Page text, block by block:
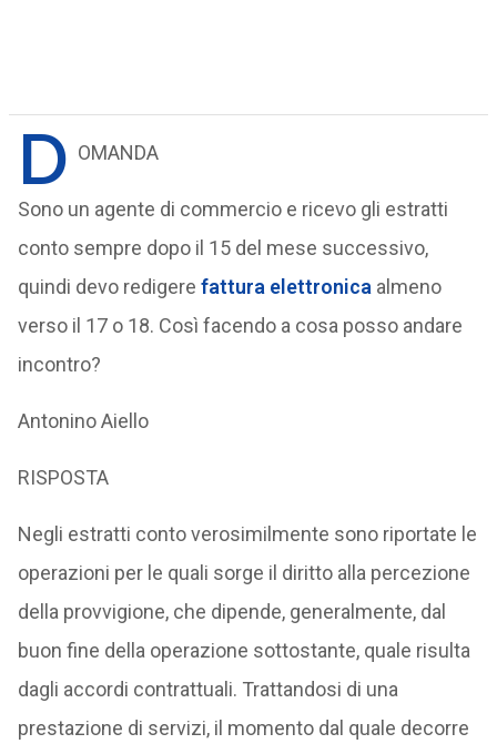
D OMANDA
Sono un agente di commercio e ricevo gli estratti
conto sempre dopo il 15 del mese successivo,
quindi devo redigere fattura elettronica almeno
verso il 17 o 18. Così facendo a cosa posso andare
incontro?
Antonino Aiello
RISPOSTA
Negli estratti conto verosimilmente sono riportate le
operazioni per le quali sorge il diritto alla percezione
della provvigione, che dipende, generalmente, dal
buon fine della operazione sottostante, quale risulta
dagli accordi contrattuali. Trattandosi di una
prestazione di servizi, il momento dal quale decorre